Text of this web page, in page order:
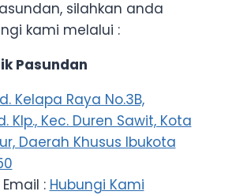
silahkan anda
kami melalui :
Pasundan
Kelapa Raya No.3B,
Klp., Kec. Duren Sawit, Kota
Daerah Khusus Ibukota
: Hubungi Kami